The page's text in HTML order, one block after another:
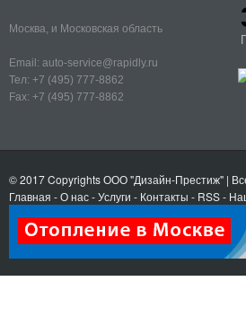
Москва, и Московская область
Email: auto-service@rapidly.ru
Тел: +7 (495) 777-8862
Fax: +7 (495) 777-8862
© 2017 CopyrightsООО "Дизайн-Престиж" |
Главная -О нас-Услуги - Контакты - RSS-